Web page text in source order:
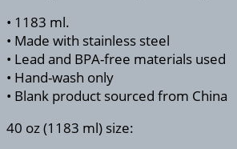
• 1183 ml.
• Made with stainless steel
• Lead and BPA-free materials used
• Hand-wash only
• Blank product sourced from China
40 oz (1183 ml) size: